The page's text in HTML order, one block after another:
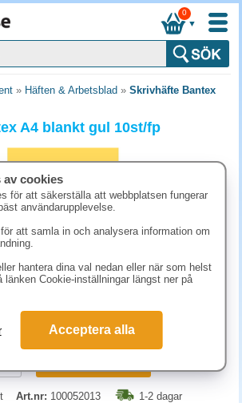
▼
0
» Häften & Arbetsblad » Skrivhäfte Bantex
A4 blankt gul 10st/fp
173.80 kr (inkl. moms)
Art.nr: 100052013 1-2 dagar
av cookies
för att säkerställa att webbplatsen fungerar
användarupplevelse.
att samla in och analysera information om
hantera dina val nedan eller när som helst
länken Cookie-inställningar längst ner på
Acceptera alla